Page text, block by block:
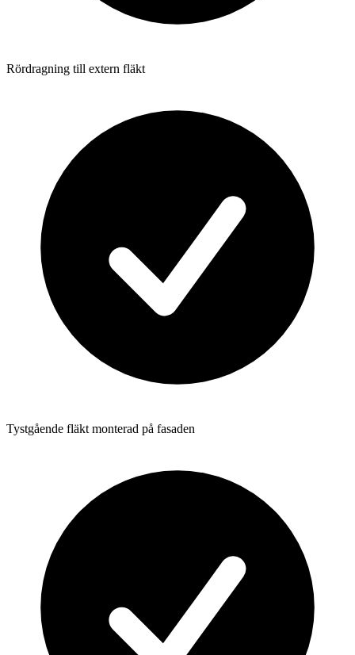
Rördragning till extern fläkt
Tystgående fläkt monterad på fasaden